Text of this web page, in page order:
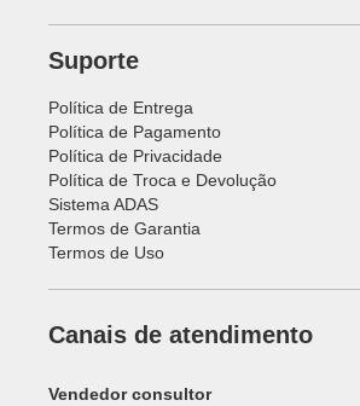
Suporte
Política de Entrega
Política de Pagamento
Política de Privacidade
Política de Troca e Devolução
Sistema ADAS
Termos de Garantia
Termos de Uso
Canais de atendimento
Vendedor consultor